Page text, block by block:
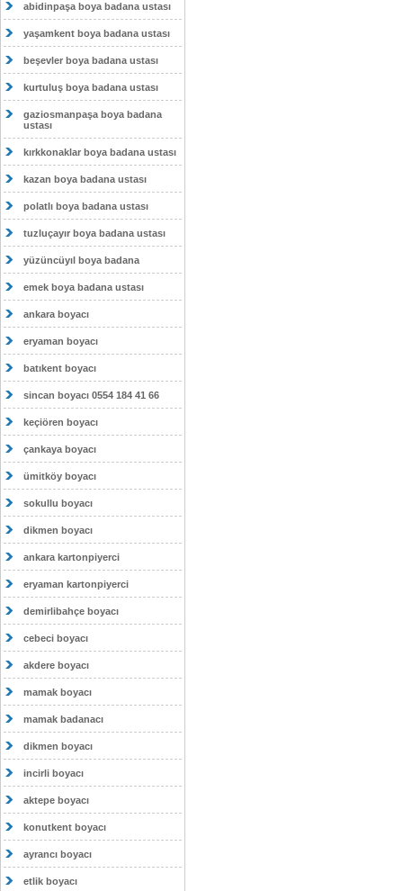
abidinpaşa boya badana ustası
yaşamkent boya badana ustası
beşevler boya badana ustası
kurtuluş boya badana ustası
gaziosmanpaşa boya badana
ustası
kırkkonaklar boya badana ustası
kazan boya badana ustası
polatlı boya badana ustası
tuzluçayır boya badana ustası
yüzüncüyıl boya badana
emek boya badana ustası
ankara boyacı
eryaman boyacı
batıkent boyacı
sincan boyacı 0554 184 41 66
keçiören boyacı
çankaya boyacı
ümitköy boyacı
sokullu boyacı
dikmen boyacı
ankara kartonpiyerci
eryaman kartonpiyerci
demirlibahçe boyacı
cebeci boyacı
akdere boyacı
mamak boyacı
mamak badanacı
dikmen boyacı
incirli boyacı
aktepe boyacı
konutkent boyacı
ayrancı boyacı
etlik boyacı